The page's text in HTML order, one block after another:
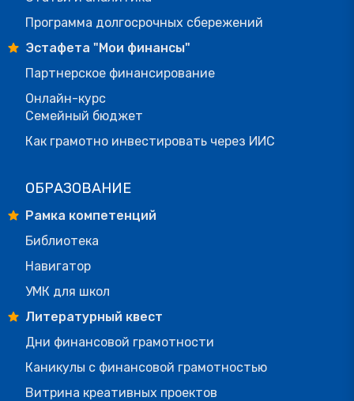
Программа долгосрочных сбережений
Эстафета "Мои финансы"
Партнерское финансирование
Онлайн-курс
Семейный бюджет
Как грамотно инвестировать через ИИС
ОБРАЗОВАНИЕ
Рамка компетенций
Библиотека
Навигатор
УМК для школ
Литературный квест
Дни финансовой грамотности
Каникулы с финансовой грамотностью
Витрина креативных проектов